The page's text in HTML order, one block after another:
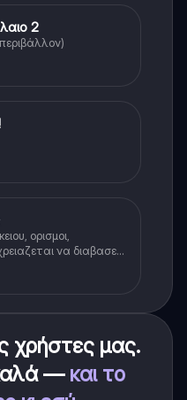
2
ορισμοι,
να διαβασεις
αλγεβρας.
χρήστες μας.
— και το